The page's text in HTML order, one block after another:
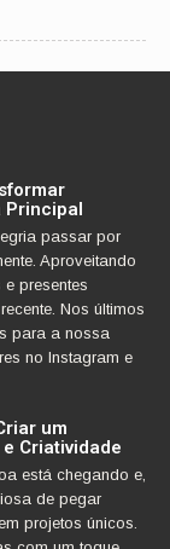
passar por
Aproveitando
presentes
Nos últimos
para a nossa
no Instagram e
um
Criatividade
está chegando e,
de pegar
projetos únicos.